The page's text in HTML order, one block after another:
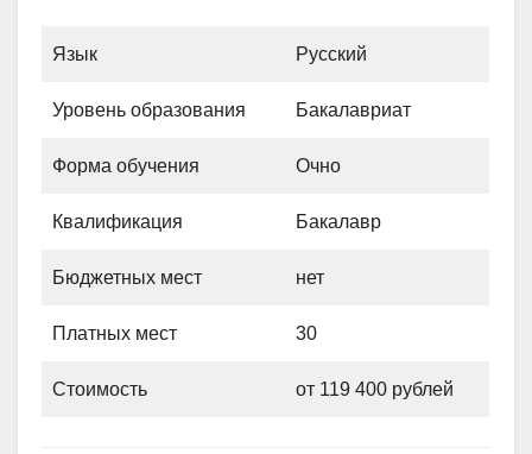
Язык Русский
Уровень образования Бакалавриат
Форма обучения Очно
Квалификация Бакалавр
Бюджетных мест нет
Платных мест 30
Стоимость от 119 400 рублей